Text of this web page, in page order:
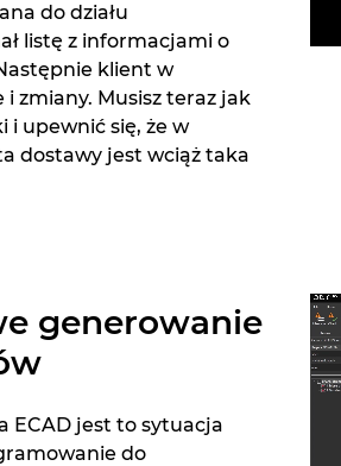
do działu
listę z informacjami o
klient w
zmiany. Musisz teraz jak
i upewnić się, że w
dostawy jest wciąż taka
generowanie
ECAD jest to sytuacja
do